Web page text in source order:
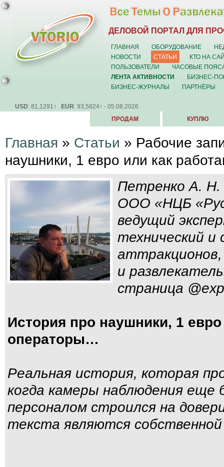
ДЕЛОВОЙ ПОРТАЛ ДЛЯ
ГЛАВНАЯ ОБОРУДОВАНИЕ
НОВОСТИ
СТАТЬИ
КТО НА
ПОЛЬЗОВАТЕЛИ
ЧАСОВЫЕ
ЛЕНТА АКТИВНОСТИ
БИЗНЕС-
БИЗНЕС-ЖУРНАЛЫ
ПАРТНЁРЫ
USD: 81,1291↑ EUR: 93,5824↑ - 05.08.2026
ПРОДАМ КУПЛЮ
Главная » Статьи » Рабочие
наушники, 1 евро или как
Петренко А. Н.
ООО «НЦБ
ведущий
технический и
и
страница
История про наушники, 1
операторы…
Реальная история, которая
когда камеры наблюдения еще
персоналом строился на
текста являются